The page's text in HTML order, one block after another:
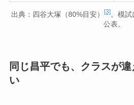
出典：四谷大塚（80%目安） [3]。模試
公表。
同じ昌平でも、クラスが
い